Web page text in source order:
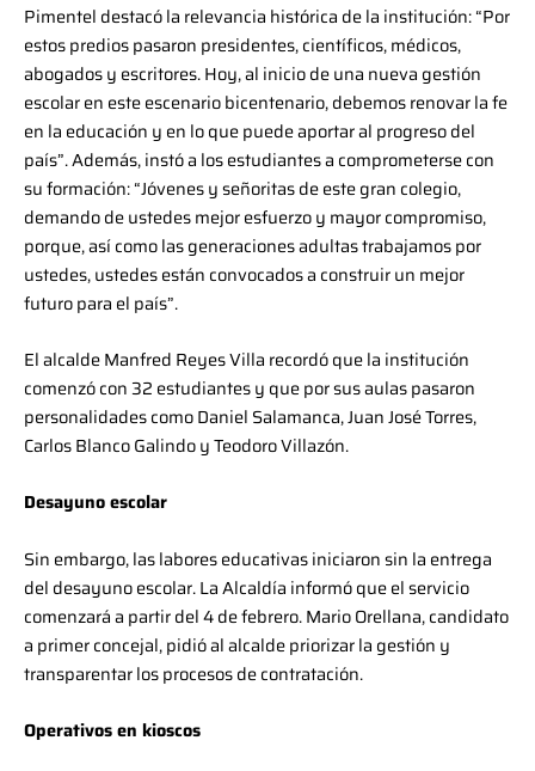
Pimentel destacó la relevancia histórica de la institución: “Por
estos predios pasaron presidentes, científicos, médicos,
abogados y escritores. Hoy, al inicio de una nueva gestión
escolar en este escenario bicentenario, debemos renovar la fe
en la educación y en lo que puede aportar al progreso del
país”. Además, instó a los estudiantes a comprometerse con
su formación: “Jóvenes y señoritas de este gran colegio,
demando de ustedes mejor esfuerzo y mayor compromiso,
porque, así como las generaciones adultas trabajamos por
ustedes, ustedes están convocados a construir un mejor
futuro para el país”.
El alcalde Manfred Reyes Villa recordó que la institución
comenzó con 32 estudiantes y que por sus aulas pasaron
personalidades como Daniel Salamanca, Juan José Torres,
Carlos Blanco Galindo y Teodoro Villazón.
Desayuno escolar
Sin embargo, las labores educativas iniciaron sin la entrega
del desayuno escolar. La Alcaldía informó que el servicio
comenzará a partir del 4 de febrero. Mario Orellana, candidato
a primer concejal, pidió al alcalde priorizar la gestión y
transparentar los procesos de contratación.
Operativos en kioscos